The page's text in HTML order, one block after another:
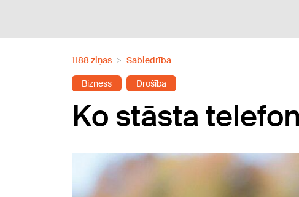
1188 ziņas Sabiedrība
Bizness Drošība
Ko stāsta